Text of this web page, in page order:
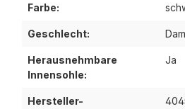
Farbe:
Geschlecht:
Herausnehmbare
Innensohle:
Ja
Hersteller-